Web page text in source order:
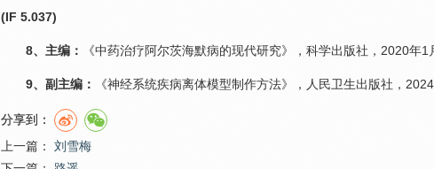
(IF 5.037)
8、主编： 《中药治疗阿尔茨海默病的现代研究》，科学出版社，2020年1
9、副主编： 《神经系统疾病离体模型制作方法》，人民卫生出版社，
分享到：
上一篇：
刘雪梅